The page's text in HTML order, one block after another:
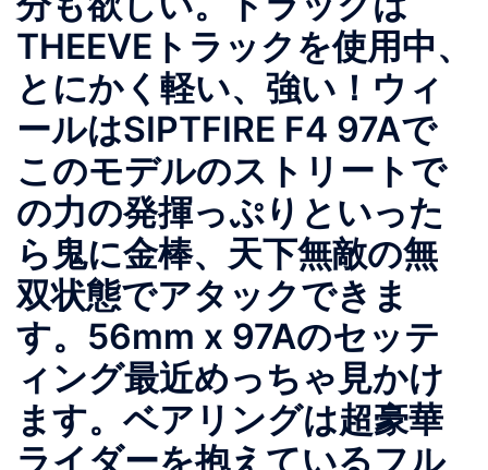
THEEVEトラックを使用中、
とにかく軽い、強い！ウィ
ールはSIPTFIRE F4 97Aで
このモデルのストリートで
の力の発揮っぷりといった
ら鬼に金棒、天下無敵の無
双状態でアタックできま
す。56mm x 97Aのセッテ
ィング最近めっちゃ見かけ
ます。ベアリングは超豪華
ライダーを抱えているフル